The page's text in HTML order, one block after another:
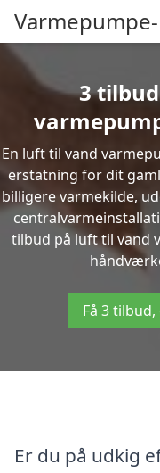
3
En luft til vand
erstatning for dit
billigere varmekilde,
tilbud på luft til vand
Få 3
Er du på udkig